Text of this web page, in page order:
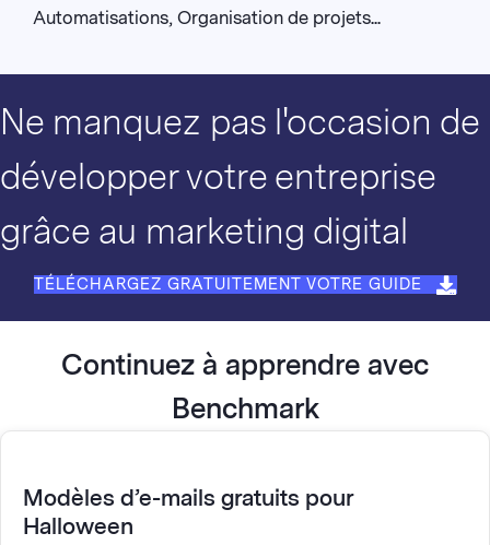
Automatisations, Organisation de projets...
Ne manquez pas l'occasion de
développer votre entreprise
grâce au marketing digital
TÉLÉCHARGEZ GRATUITEMENT VOTRE GUIDE
Continuez à apprendre avec
Benchmark
Modèles d’e-mails gratuits pour
Halloween